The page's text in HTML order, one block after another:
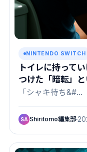
NINTENDO SWITCH
トイレに持って
つけた「暗転」
「シャキ待ち&#…
SA Shiritomo編集部